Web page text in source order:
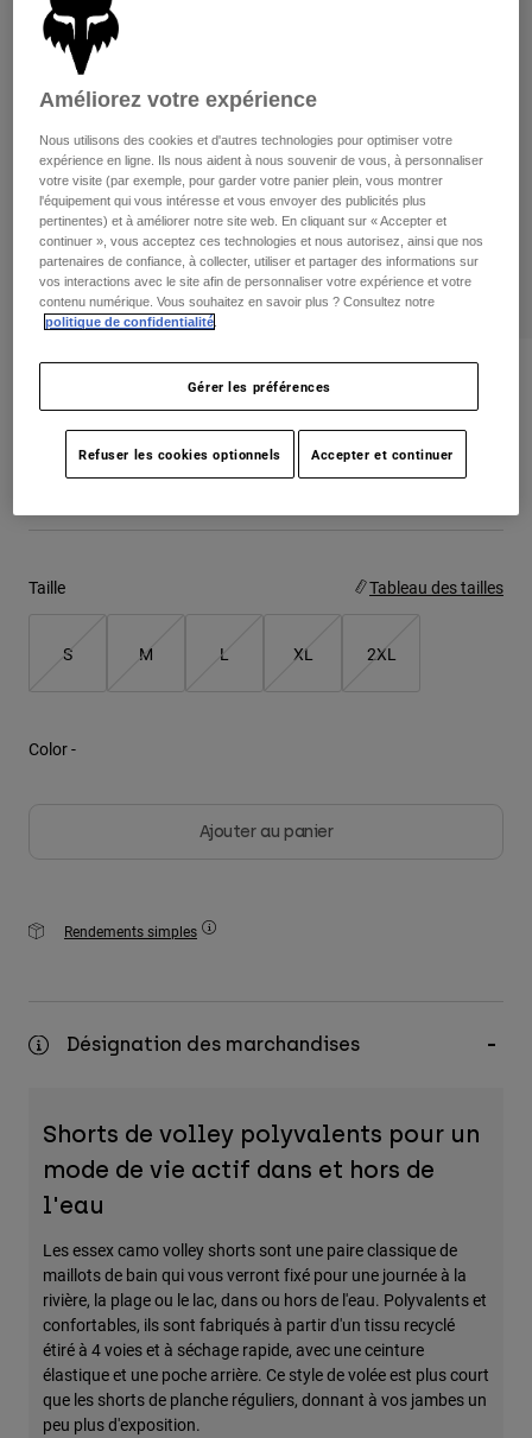
Pants
Gloves
Jackets & Hydration Vests
Base Layers
Socks
Replacement Parts
Shorts
Jackets
Gloves
Goggles
Bottles & Hydration Packs
Socks
Replacement Parts
Pants
Shorts
Womens
Hats
Shirts
Pants
Youth
Sweatshirts
Essex Camo Volley Hybrid Shorts
32317
Price reduced from
84,95 C$to58,98 C$ 30% OFF
Taille Tableau des tailles
S M L XL 2XL
Color -
Ajouter au panier
Rendements simples
Désignation des marchandises
Shorts de volley polyvalents pour un
mode de vie actif dans et hors de
l'eau
Les essex camo volley shorts sont une paire classique de
maillots de bain qui vous verront fixé pour une journée à la
rivière, la plage ou le lac, dans ou hors de l'eau. Polyvalents et
confortables, ils sont fabriqués à partir d'un tissu recyclé
étiré à 4 voies et à séchage rapide, avec une ceinture
élastique et une poche arrière. Ce style de volée est plus court
que les shorts de planche réguliers, donnant à vos jambes un
peu plus d'exposition.
Améliorez votre expérience
Nous utilisons des cookies et d'autres technologies pour optimiser votre
expérience en ligne. Ils nous aident à nous souvenir de vous, à personnaliser
votre visite (par exemple, pour garder votre panier plein, vous montrer
l'équipement qui vous intéresse et vous envoyer des publicités plus
pertinentes) et à améliorer notre site web. En cliquant sur « Accepter et
continuer », vous acceptez ces technologies et nous autorisez, ainsi que nos
partenaires de confiance, à collecter, utiliser et partager des informations sur
vos interactions avec le site afin de personnaliser votre expérience et votre
contenu numérique. Vous souhaitez en savoir plus ? Consultez notre
politique de confidentialité
Gérer les préférences
Refuser les cookies optionnels Accepter et continuer